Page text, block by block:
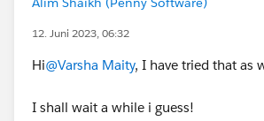
12. Juni 2023, 06:32
Hi@Varsha Maity, I have tried that as
I shall wait a while i guess!